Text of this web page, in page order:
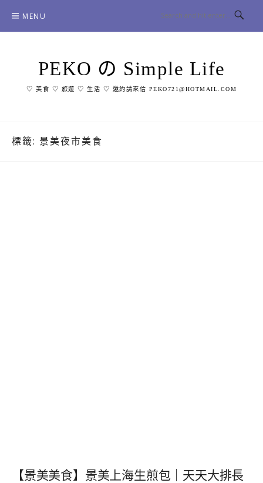
content
MENU
PEKO の Simple Life
♡ 美食 ♡ 旅遊 ♡ 生活 ♡ 邀約請來信 PEKO721@HOTMAIL.COM
標籤: 景美夜市美食
【景美美食】景美上海生煎包｜天天大排長